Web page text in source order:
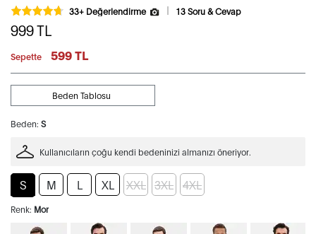
33+ Değerlendirme 13 Soru & Cevap
999TL
Sepette 599 TL
Beden: S
Beden Tablosu
Kullanıcıların çoğu kendi bedeninizi almanızı öneriyor.
S M L XL XXL 3XL 4XL
Renk: Mor